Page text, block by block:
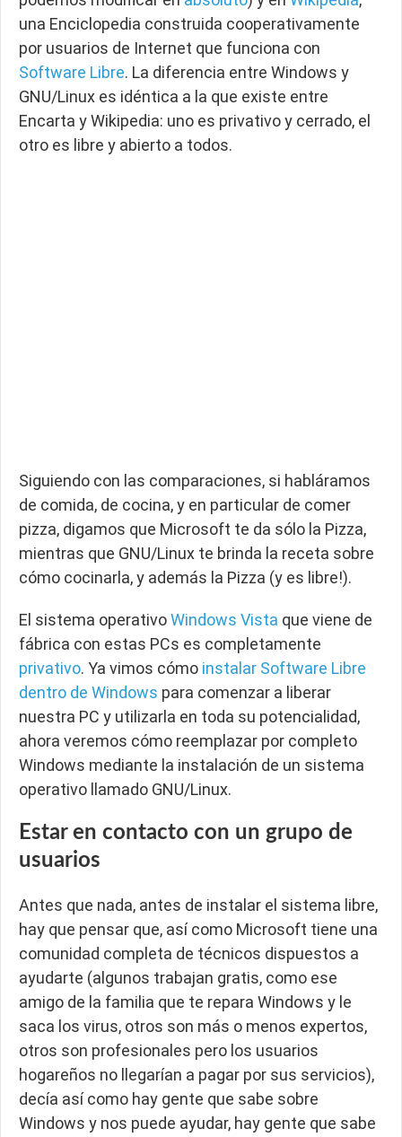
una Enciclopedia construida cooperativamente
por usuarios de Internet que funciona con
Software Libre. La diferencia entre Windows y
GNU/Linux es idéntica a la que existe entre
Encarta y Wikipedia: uno es privativo y cerrado, el
otro es libre y abierto a todos.
Siguiendo con las comparaciones, si habláramos
de comida, de cocina, y en particular de comer
pizza, digamos que Microsoft te da sólo la Pizza,
mientras que GNU/Linux te brinda la receta sobre
cómo cocinarla, y además la Pizza (y es libre!).
El sistema operativoWindows Vista que viene de
fábrica con estas PCs es completamente
privativo. Ya vimos cómo instalar Software Libre
dentro de Windows para comenzar a liberar
nuestra PC y utilizarla en toda su potencialidad,
ahora veremos cómo reemplazar por completo
Windows mediante la instalación de un sistema
operativo llamado GNU/Linux.
Estar en contacto con un grupo de
usuarios
Antes que nada, antes de instalar el sistema libre,
hay que pensar que, así como Microsoft tiene una
comunidad completa de técnicos dispuestos a
ayudarte (algunos trabajan gratis, como ese
amigo de la familia que te repara Windows y le
saca los virus, otros son más o menos expertos,
otros son profesionales pero los usuarios
hogareños no llegarían a pagar por sus servicios),
decía así como hay gente que sabe sobre
Windows y nos puede ayudar, hay gente que sabe